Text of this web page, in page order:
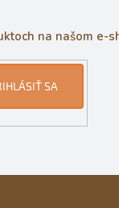
na našom e-
SA